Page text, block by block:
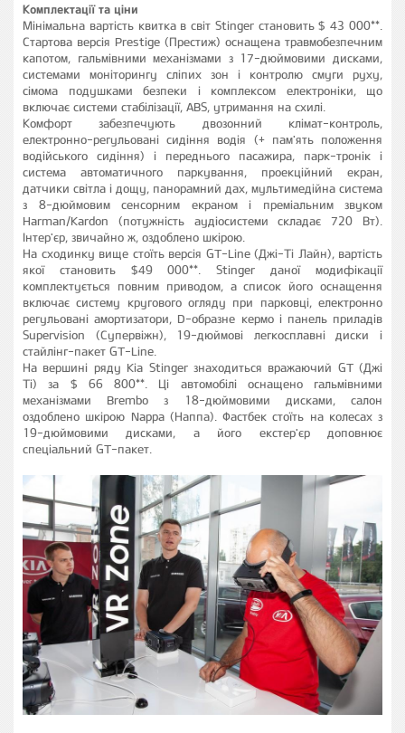
Комплектації та ціни
Мінімальна вартість квитка в світ Stinger становить $ 43 000**.
Стартова версія Prestige (Престиж) оснащена травмобезпечним
капотом, гальмівними механізмами з 17-дюймовими дисками,
системами моніторингу сліпих зон і контролю смуги руху,
сімома подушками безпеки і комплексом електроніки, що
включає системи стабілізації, ABS, утримання на схилі.
Комфорт забезпечують двозонний клімат-контроль,
електронно-регульовані сидіння водія (+ пам'ять положення
водійського сидіння) і переднього пасажира, парк-тронік і
система автоматичного паркування, проекційний екран,
датчики світла і дощу, панорамний дах, мультимедійна система
з 8-дюймовим сенсорним екраном і преміальним звуком
Harman/Kardon (потужність аудіосистеми складає 720 Вт).
Інтер'єр, звичайно ж, оздоблено шкірою.
На сходинку вище стоїть версія GT-Line (Джі-Ті Лайн), вартість
якої становить $49 000**. Stinger даної модифікації
комплектується повним приводом, а список його оснащення
включає систему кругового огляду при парковці, електронно
регульовані амортизатори, D-образне кермо і панель приладів
Supervision (Супервіжн), 19-дюймові легкосплавні диски і
стайлінг-пакет GT-Line.
На вершині ряду Kia Stinger знаходиться вражаючий GT (Джі
Ті) за $ 66 800**. Ці автомобілі оснащено гальмівними
механізмами Brembo з 18-дюймовими дисками, салон
оздоблено шкірою Nappa (Наппа). Фастбек стоїть на колесах з
19-дюймовими дисками, а його екстер'єр доповнює
спеціальний GT-пакет.